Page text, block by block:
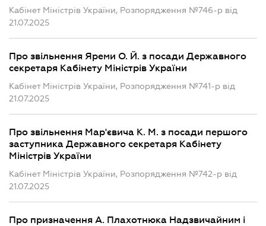
Кабінет Міністрів України, Розпорядження №746-р від
21.07.2025
Про звільнення Яреми О. Й. з посади Державного
секретаря Кабінету Міністрів України
Кабінет Міністрів України, Розпорядження №741-р від
21.07.2025
Про звільнення Мар'євича К. М. з посади першого
заступника Державного секретаря Кабінету
Міністрів України
Кабінет Міністрів України, Розпорядження №742-р від
21.07.2025
Про призначення А. Плахотнюка Надзвичайним і